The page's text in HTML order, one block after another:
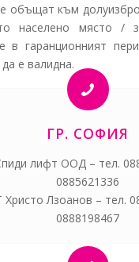
объщат към
населено място /
в гаранционният
е валидна.
ГР. СОФИЯ
лифт ООД – тел.
0885621336
Христо Лзоанов – тел.
0888198467